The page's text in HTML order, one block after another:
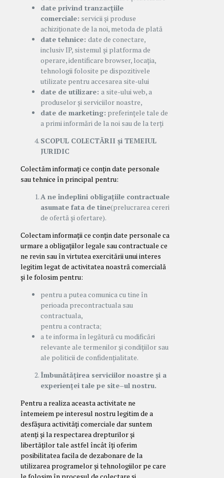
date privind tranzacțiile
comerciale: servicii și produse
achiziționate de la noi, metoda de plată
date tehnice: date de conectare,
inclusiv IP, sistemul și platforma de
operare, identificare browser, locația,
tehnologii folosite pe dispozitivele
utilizate pentru accesarea site-ului
date de utilizare: a site-ului web, a
produselor și serviciilor noastre,
date de marketing: preferințele tale de
a primi informări de la noi sau de la terți
SCOPUL COLECTĂRII și TEMEIUL
JURIDIC
Colectăm informați ce conțin date personale
sau tehnice în principal pentru:
A ne îndeplini obligațiile contractuale
asumate fata de tine(prelucrarea cereri
de ofertă și ofertare).
Colectam informații ce conțin date personale ca
urmare a obligațiilor legale sau contractuale ce
ne revin sau în virtutea exercitării unui interes
legitim legat de activitatea noastră comercială
și le folosim pentru:
pentru a putea comunica cu tine în
perioada precontractuala sau
contractuala,
pentru a contracta;
a te informa în legătură cu modificări
relevante ale termenilor și condițiilor sau
ale politicii de confidențialitate.
Îmbunătățirea serviciilor noastre și a
experienței tale pe site–ul nostru.
Pentru a realiza aceasta activitate ne
întemeiem pe interesul nostru legitim de a
desfășura activități comerciale dar suntem
atenți și la respectarea drepturilor și
libertăților tale astfel încât îți oferim
posibilitatea facila de dezabonare de la
utilizarea programelor și tehnologiilor pe care